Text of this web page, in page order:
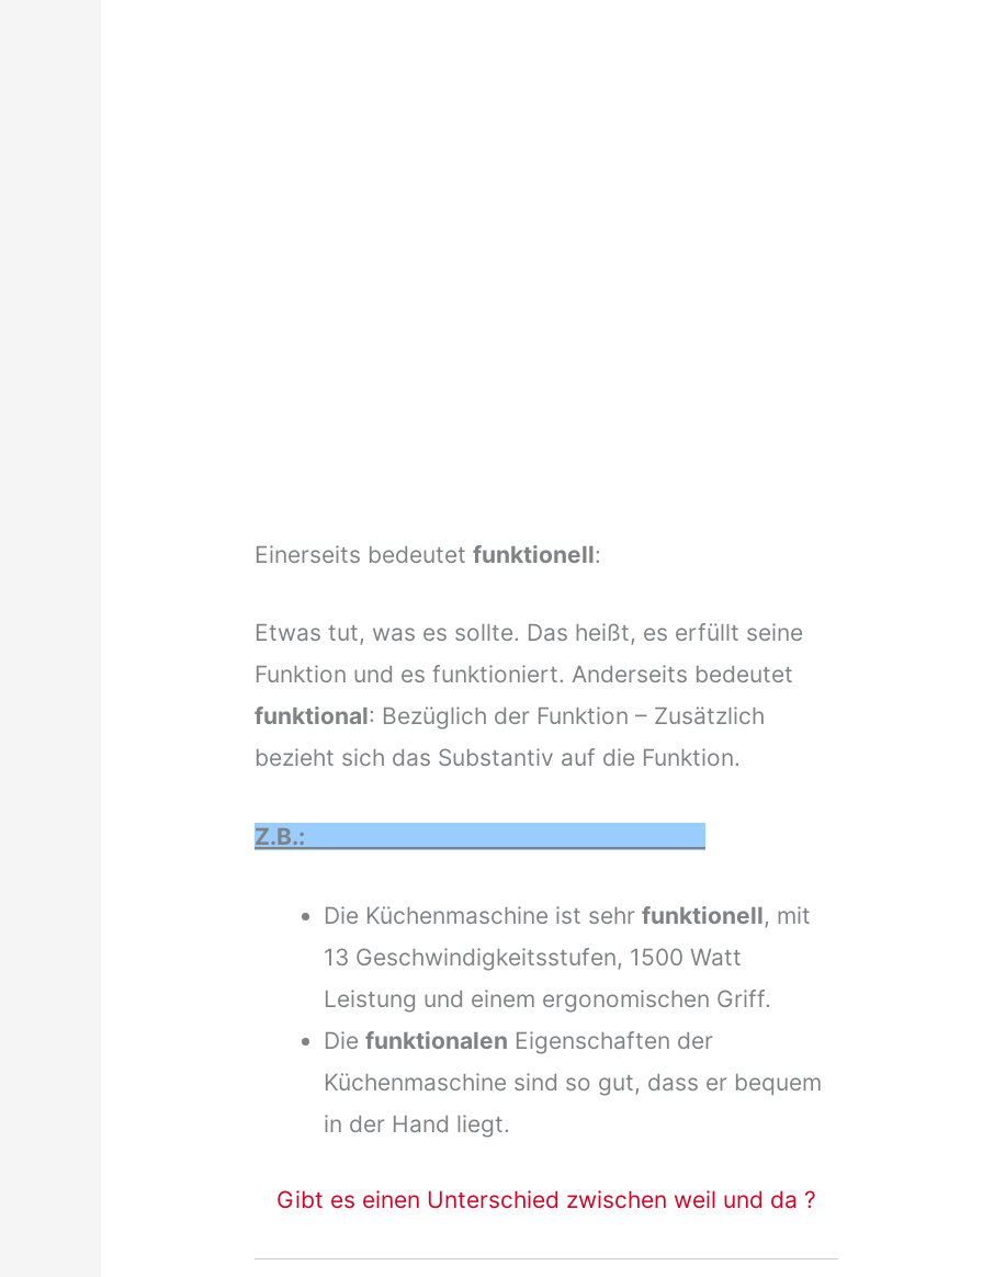
Einerseits bedeutetfunktionell:
Etwas tut, was es sollte. Das heißt, es erfüllt seine
Funktion und es funktioniert. Anderseits bedeutet
funktional: Bezüglich der Funktion – Zusätzlich
bezieht sich das Substantiv auf die Funktion.
Z.B.:
Die Küchenmaschine ist sehrfunktionell, mit
13 Geschwindigkeitsstufen, 1500 Watt
Leistung und einem ergonomischen Griff.
Diefunktionalen Eigenschaften der
Küchenmaschine sind so gut, dass er bequem
in der Hand liegt.
Gibt es einen Unterschied zwischen weil und da ?